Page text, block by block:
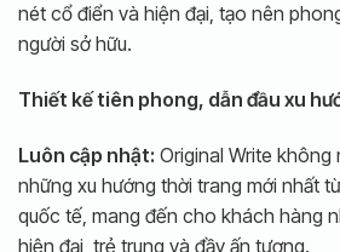
nét cổ điển và hiện đại, tạo nên
người sở hữu.
Thiết kế tiên phong, dẫn đầu xu
Luôn cập nhật: Original Write không
những xu hướng thời trang mới nhất
quốc tế, mang đến cho khách hàng
hiện đại, trẻ trung và đầy ấn tượng.